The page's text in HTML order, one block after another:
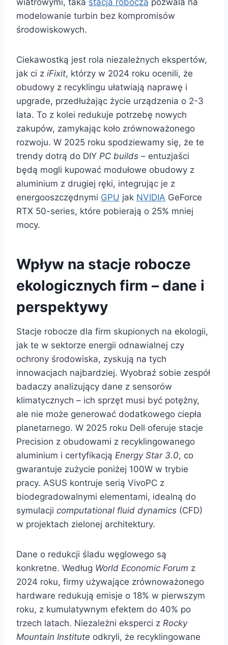
wiatrowymi, taka stacja robocza pozwala na
modelowanie turbin bez kompromisów
środowiskowych.
Ciekawostką jest rola niezależnych ekspertów,
jak ci z iFixit, którzy w 2024 roku ocenili, że
obudowy z recyklingu ułatwiają naprawę i
upgrade, przedłużając życie urządzenia o 2-3
lata. To z kolei redukuje potrzebę nowych
zakupów, zamykając koło zrównoważonego
rozwoju. W 2025 roku spodziewamy się, że te
trendy dotrą do DIY PC builds – entuzjaści
będą mogli kupować modułowe obudowy z
aluminium z drugiej ręki, integrując je z
energooszczędnymi GPU jak NVIDIA GeForce
RTX 50-series, które pobierają o 25% mniej
mocy.
Wpływ na stacje robocze
ekologicznych firm – dane i
perspektywy
Stacje robocze dla firm skupionych na ekologii,
jak te w sektorze energii odnawialnej czy
ochrony środowiska, zyskują na tych
innowacjach najbardziej. Wyobraź sobie zespół
badaczy analizujący dane z sensorów
klimatycznych – ich sprzęt musi być potężny,
ale nie może generować dodatkowego ciepła
planetarnego. W 2025 roku Dell oferuje stacje
Precision z obudowami z recyklingowanego
aluminium i certyfikacją Energy Star 3.0, co
gwarantuje zużycie poniżej 100W w trybie
pracy. ASUS kontruje serią VivoPC z
biodegradowalnymi elementami, idealną do
symulacji computational fluid dynamics (CFD)
w projektach zielonej architektury.
Dane o redukcji śladu węglowego są
konkretne. Według World Economic Forum z
2024 roku, firmy używające zrównoważonego
hardware redukują emisje o 18% w pierwszym
roku, z kumulatywnym efektem do 40% po
trzech latach. Niezależni eksperci z Rocky
Mountain Institute odkryli, że recyklingowane